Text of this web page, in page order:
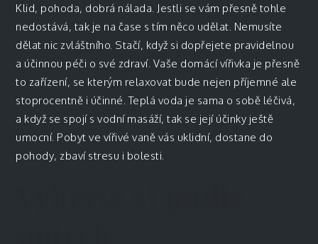
Klid, pohoda, dobrá nálada. Jestli se vám přesně tohle
nedostává, tak je na čase s tím něco udělat. Nemusíte
dělat nic zvláštního. Stačí, když si dopřejete pravidelnou
a účinnou péči o své zdraví. Vaše domácí vířivka je přesně
to zařízení, se kterým relaxovat bude nejen příjemné ale
stoprocentně i účinné. Teplá voda je sama o sobě léčivá,
a když se spojí s vodní masáží, tak se její účinky ještě
umocní. Pobyt ve vířivé vaně vás uklidní, dostane do
pohody, zbaví stresu i bolesti.